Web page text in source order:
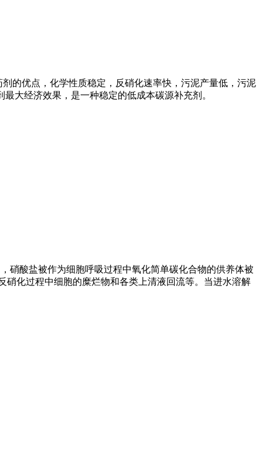
的优点，化学性质稳定，反硝化速率快，污泥产量低，污泥
大经济效果，是一种稳定的低成本碳源补充剂。
酸盐被作为细胞呼吸过程中氧化简单碳化合物的供养体被
化过程中细胞的糜烂物和各类上清液回流等。当进水溶解